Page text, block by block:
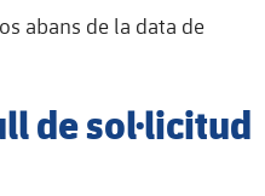
abans de la data de
de sol·licitud